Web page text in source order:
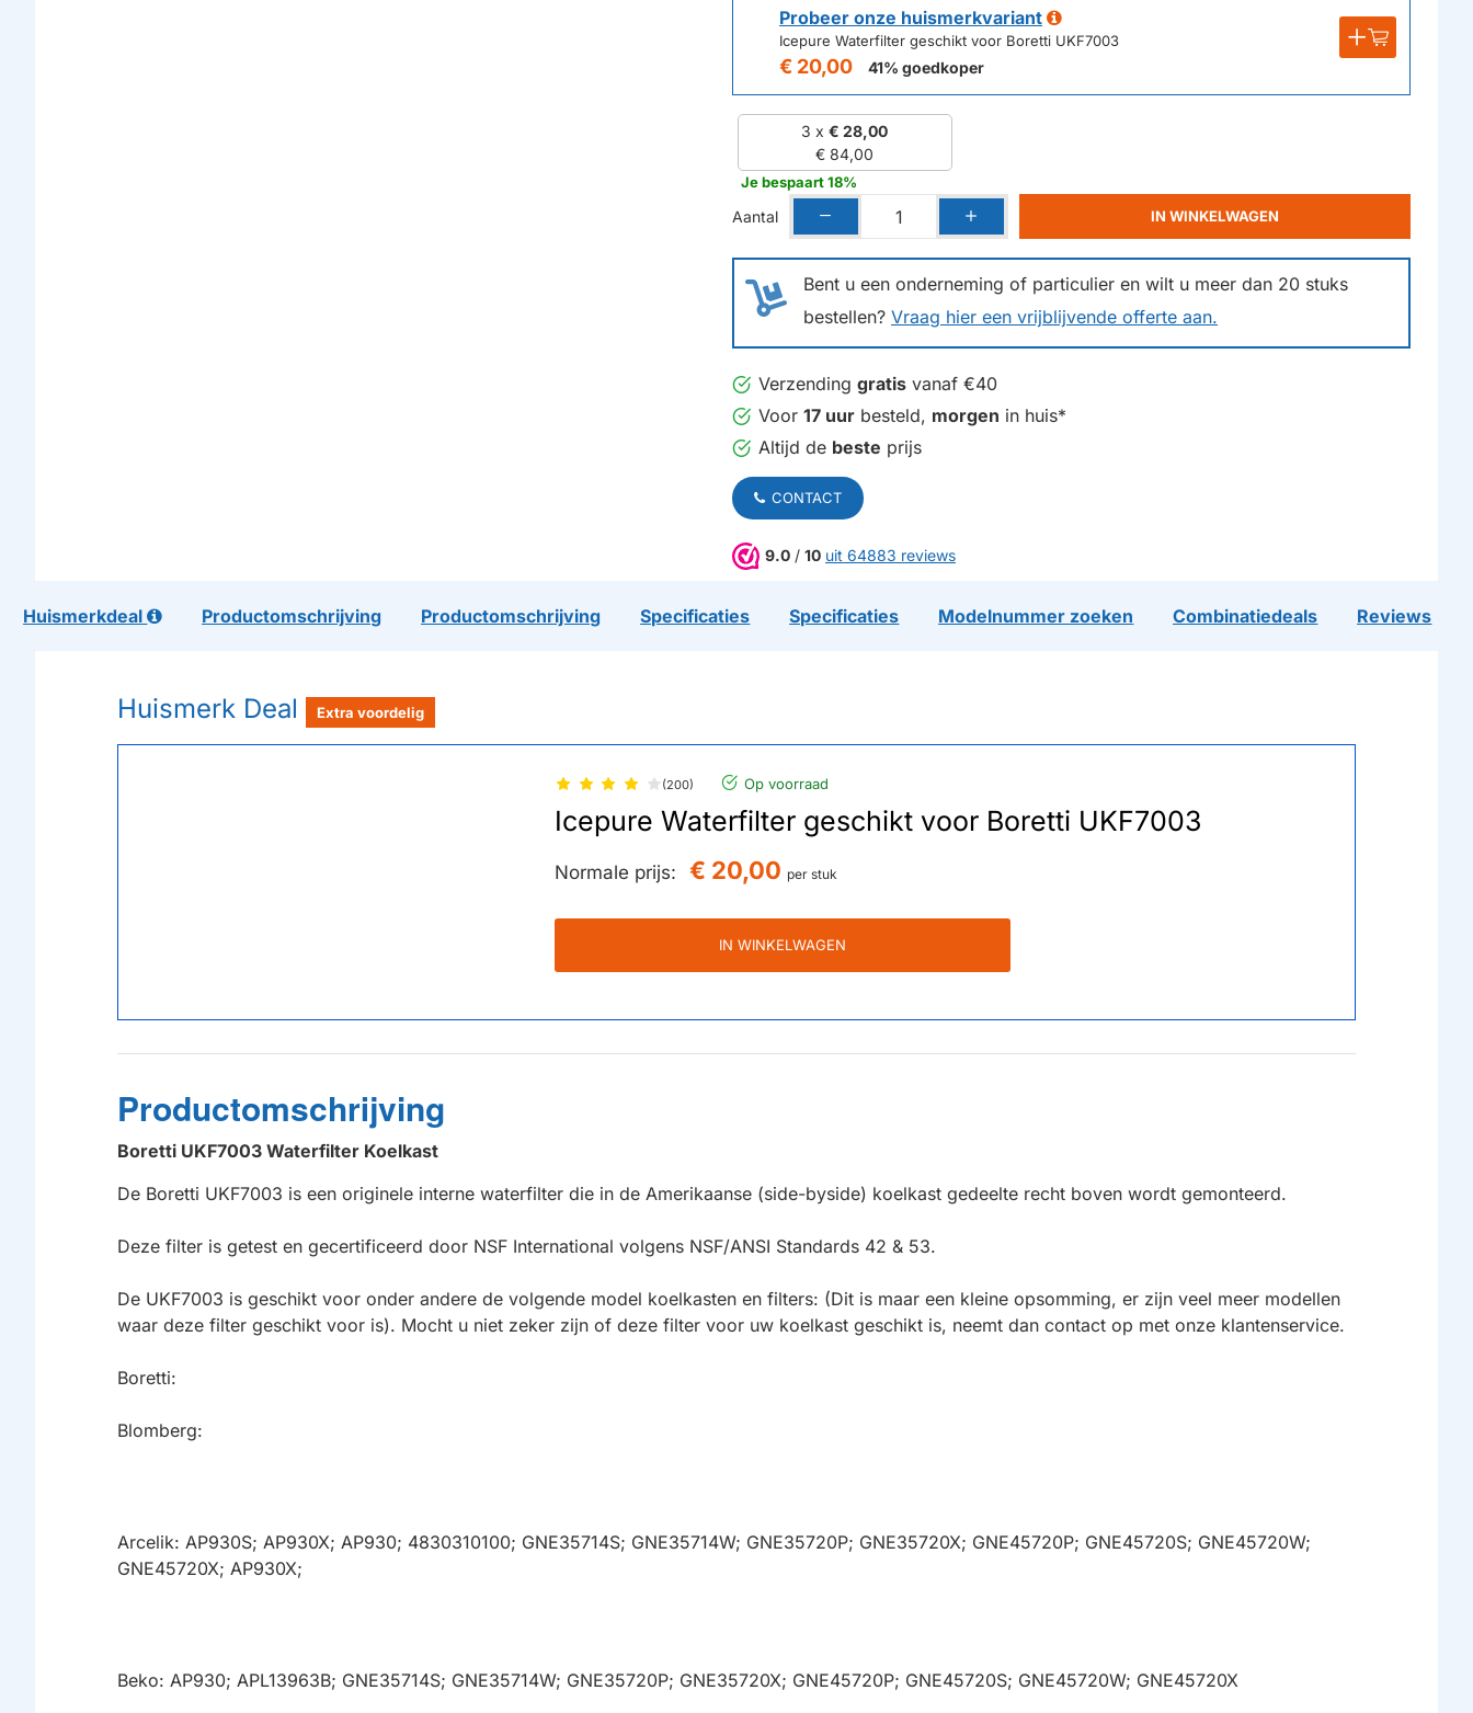
Probeer onze huismerkvariant
Icepure Waterfilter geschikt voor Boretti UKF7003
€ 20,00 41% goedkoper
3 x€ 28,00
€ 84,00
Je bespaart 18%
Bent u een onderneming of particulier en wilt u meer dan 20 stuks
bestellen? Vraag hier een vrijblijvende offerte aan.
Aantal IN WINKELWAGEN
Verzending gratis vanaf €40
Voor 17 uur besteld, morgen in huis*
Altijd de beste prijs
CONTACT
9.0 / 10 uit 64883 reviews
Huismerkdeal Productomschrijving Productomschrijving Specificaties Specificaties Modelnummer zoeken Combinatiedeals Reviews
Huismerk Deal Extra voordelig
(200) Op voorraad
Icepure Waterfilter geschikt voor Boretti UKF7003
Normale prijs: € 20,00 per stuk
IN WINKELWAGEN
Productomschrijving
Boretti UKF7003 Waterfilter Koelkast
De Boretti UKF7003 is een originele interne waterfilter die in de Amerikaanse (side-byside) koelkast gedeelte recht boven wordt gemonteerd.
Deze filter is getest en gecertificeerd door NSF International volgens NSF/ANSI Standards 42 & 53.
De UKF7003 is geschikt voor onder andere de volgende model koelkasten en filters: (Dit is maar een kleine opsomming, er zijn veel meer modellen
waar deze filter geschikt voor is). Mocht u niet zeker zijn of deze filter voor uw koelkast geschikt is, neemt dan contact op met onze klantenservice.
Boretti:
Blomberg:
Arcelik: AP930S; AP930X; AP930; 4830310100; GNE35714S; GNE35714W; GNE35720P; GNE35720X; GNE45720P; GNE45720S; GNE45720W;
GNE45720X; AP930X;
Beko: AP930; APL13963B; GNE35714S; GNE35714W; GNE35720P; GNE35720X; GNE45720P; GNE45720S; GNE45720W; GNE45720X